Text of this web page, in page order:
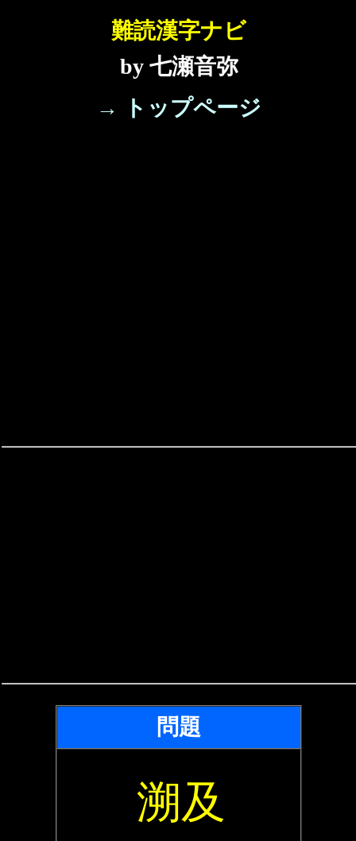
難読漢字ナビ
by 七瀬音弥
→ トップページ
問題
溯及